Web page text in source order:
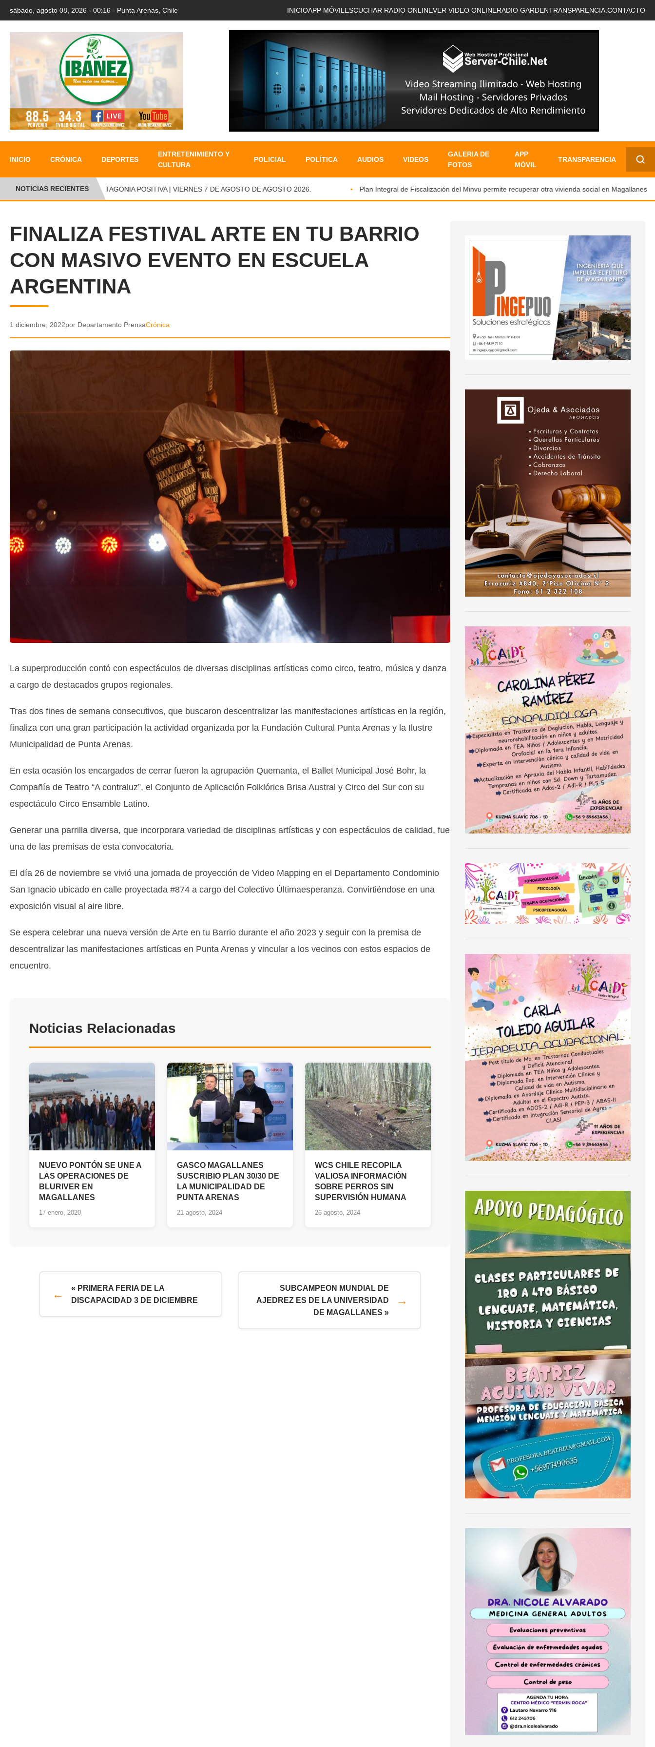
sábado, agosto 08, 2026 - 00:16 - Punta Arenas, Chile INICIOAPP MÓVIL ESCUCHAR RADIO ONLINEVER VIDEO ONLINERADIO GARDENTRANSPARENCIA. CONTACTO
INICIO CRÓNICA DEPORTES
ENTRETENIMIENTO Y
CULTURA
POLICIAL POLÍTICA AUDIOS VIDEOS
GALERIA DE
FOTOS
APP
MÓVIL
TRANSPARENCIA
✕
NOTICIAS RECIENTESPATAGONIA POSITIVA | VIERNES 7 DE AGOSTO DE AGOSTO 2026. Plan Integral de Fiscalización del Minvu permite recuperar otra vivienda social en Magallanes
FINALIZA FESTIVAL ARTE EN TU BARRIO
CON MASIVO EVENTO EN ESCUELA
ARGENTINA
1 diciembre, 2022por Departamento PrensaCrónica
La superproducción contó con espectáculos de diversas disciplinas artísticas como circo, teatro, música y danza
a cargo de destacados grupos regionales.
Tras dos fines de semana consecutivos, que buscaron descentralizar las manifestaciones artísticas en la región,
finaliza con una gran participación la actividad organizada por la Fundación Cultural Punta Arenas y la Ilustre
Municipalidad de Punta Arenas.
En esta ocasión los encargados de cerrar fueron la agrupación Quemanta, el Ballet Municipal José Bohr, la
Compañía de Teatro “A contraluz”, el Conjunto de Aplicación Folklórica Brisa Austral y Circo del Sur con su
espectáculo Circo Ensamble Latino.
Generar una parrilla diversa, que incorporara variedad de disciplinas artísticas y con espectáculos de calidad, fue
una de las premisas de esta convocatoria.
El día 26 de noviembre se vivió una jornada de proyección de Video Mapping en el Departamento Condominio
San Ignacio ubicado en calle proyectada #874 a cargo del Colectivo Últimaesperanza. Convirtiéndose en una
exposición visual al aire libre.
Se espera celebrar una nueva versión de Arte en tu Barrio durante el año 2023 y seguir con la premisa de
descentralizar las manifestaciones artísticas en Punta Arenas y vincular a los vecinos con estos espacios de
encuentro.
Noticias Relacionadas
NUEVO PONTÓN SE UNE A
LAS OPERACIONES DE
BLURIVER EN
MAGALLANES
17 enero, 2020
GASCO MAGALLANES
SUSCRIBIO PLAN 30/30 DE
LA MUNICIPALIDAD DE
PUNTA ARENAS
21 agosto, 2024
WCS CHILE RECOPILA
VALIOSA INFORMACIÓN
SOBRE PERROS SIN
SUPERVISIÓN HUMANA
26 agosto, 2024
« PRIMERA FERIA DE LA
DISCAPACIDAD 3 DE DICIEMBRE
SUBCAMPEON MUNDIAL DE
AJEDREZ ES DE LA UNIVERSIDAD
DE MAGALLANES »